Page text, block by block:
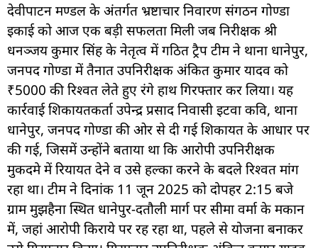
देवीपाटन मण्डल के अंतर्गत भ्रष्टाचार निवारण संगठन गोण्डा
इकाई को आज एक बड़ी सफलता मिली जब निरीक्षक श्री
धनञ्जय कुमार सिंह के नेतृत्व में गठित ट्रैप टीम ने थाना धानेपुर,
जनपद गोण्डा में तैनात उपनिरीक्षक अंकित कुमार यादव को
₹5000 की रिश्वत लेते हुए रंगे हाथ गिरफ्तार कर लिया। यह
कार्रवाई शिकायतकर्ता उपेन्द्र प्रसाद निवासी इटवा कवि, थाना
धानेपुर, जनपद गोण्डा की ओर से दी गई शिकायत के आधार पर
की गई, जिसमें उन्होंने बताया था कि आरोपी उपनिरीक्षक
मुकदमे में रियायत देने व उसे हल्का करने के बदले रिश्वत मांग
रहा था। टीम ने दिनांक 11 जून 2025 को दोपहर 2:15 बजे
ग्राम मुझहैना स्थित धानेपुर-दतौली मार्ग पर सीमा वर्मा के मकान
में, जहां आरोपी किराये पर रह रहा था, पहले से योजना बनाकर